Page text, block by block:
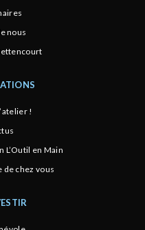
nous
!
L’Outil en Main
de chez vous